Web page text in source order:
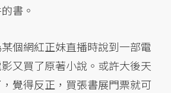
書。
個網紅正妹直播時說到一部電
又買了原著小說。或許大後天
覺得反正，買張書展門票就可